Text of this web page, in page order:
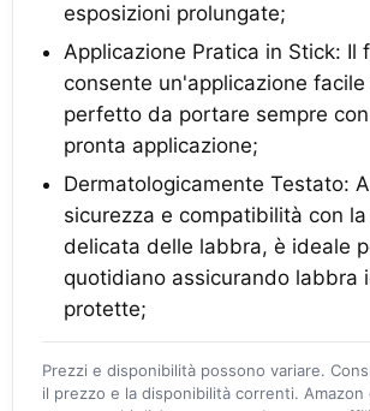
esposizioni prolungate;
Applicazione Pratica in Stick: Il
consente un'applicazione facile
perfetto da portare sempre
pronta applicazione;
Dermatologicamente Testato:
sicurezza e compatibilità con la
delicata delle labbra, è ideale
quotidiano assicurando labbra
protette;
Prezzi e disponibilità possono variare.
il prezzo e la disponibilità correnti. Amazon